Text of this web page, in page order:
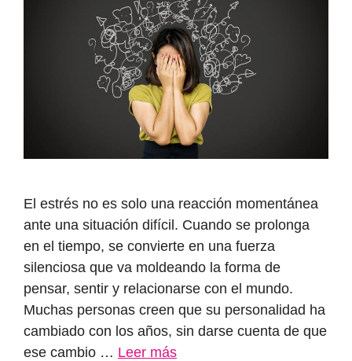
El estrés no es solo una reacción momentánea
ante una situación difícil. Cuando se prolonga
en el tiempo, se convierte en una fuerza
silenciosa que va moldeando la forma de
pensar, sentir y relacionarse con el mundo.
Muchas personas creen que su personalidad ha
cambiado con los años, sin darse cuenta de que
ese cambio … Leer más